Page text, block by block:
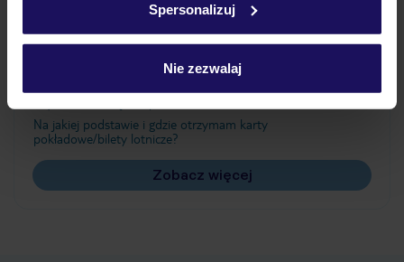
Spersonalizuj
Nie zezwalaj
Jak zmienić uczestników/osobę zgłaszającą?
Na jakiej podstawie i gdzie otrzymam karty
pokładowe/bilety lotnicze?
Zobacz więcej